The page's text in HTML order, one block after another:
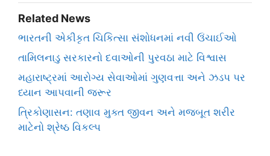
Related News
ભારતની એકીકૃત ચિકિત્સા સંશોધનમાં નવી ઉંચાઈઓ
તામિલનાડુ સરકારનો દવાઓની પુરવઠા માટે વિશ્વાસ
મહારાષ્ટ્રમાં આરોગ્ય સેવાઓમાં ગુણવત્તા અને ઝડપ પર
ધ્યાન આપવાની જરૂર
ત્રિકોણાસન: તણાવ મુક્ત જીવન અને મજબૂત શરીર
માટેનો શ્રેષ્ઠ વિકલ્પ